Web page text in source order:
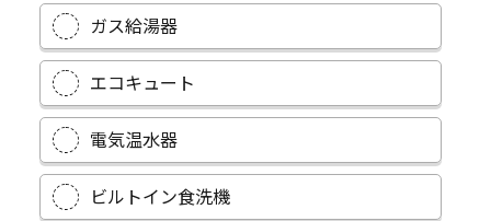
ガス給湯器
エコキュート
電気温水器
ビルトイン食洗機